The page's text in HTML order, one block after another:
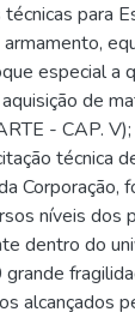
para
especial a
de
- CAP.
técnica
Corporação,
níveis dos
dentro do
alcançados